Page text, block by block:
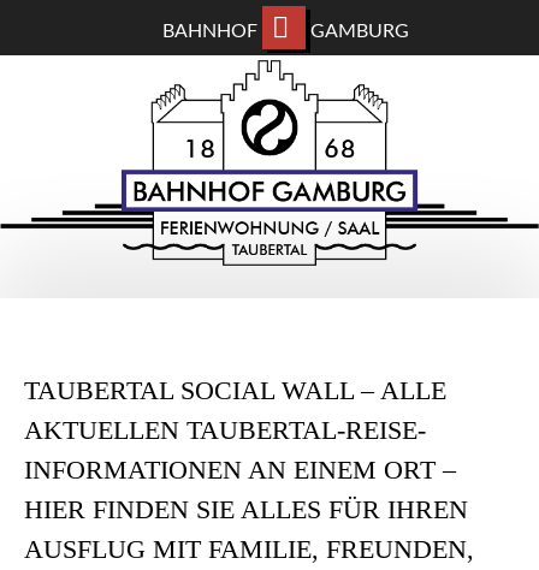
BAHNHOF GAMBURG
BAHNHOF GAMBURG
Ferienwohnung und Eventsaal im Taubertal
TAUBERTAL SOCIAL WALL – ALLE
AKTUELLEN TAUBERTAL-REISE-
INFORMATIONEN AN EINEM ORT –
HIER FINDEN SIE ALLES FÜR IHREN
AUSFLUG MIT FAMILIE, FREUNDEN,